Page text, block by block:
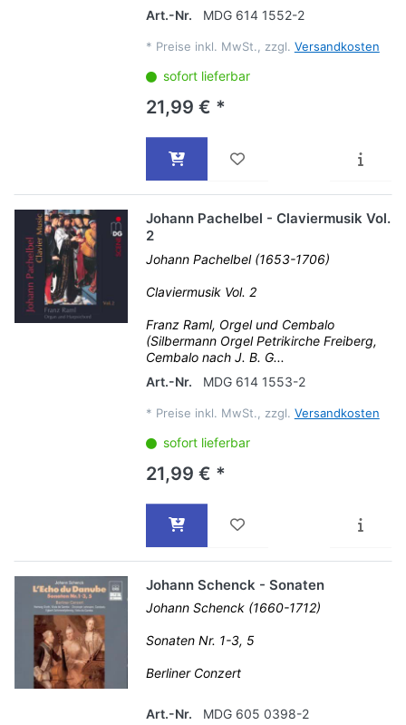
Art.-Nr.
MDG 614 1552-2
* Preise inkl. MwSt., zzgl. Versandkosten
sofort lieferbar
21,99 € *
Johann Pachelbel - Claviermusik Vol.
2
Johann Pachelbel (1653-1706)
Claviermusik Vol. 2
Franz Raml, Orgel und Cembalo
(Silbermann Orgel Petrikirche Freiberg,
Cembalo nach J. B. G...
Art.-Nr.
MDG 614 1553-2
* Preise inkl. MwSt., zzgl. Versandkosten
sofort lieferbar
21,99 € *
Johann Schenck - Sonaten
Johann Schenck (1660-1712)
Sonaten Nr. 1-3, 5
Berliner Conzert
Art.-Nr. MDG 605 0398-2